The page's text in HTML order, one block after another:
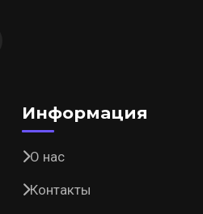
Информация
О нас
Контакты